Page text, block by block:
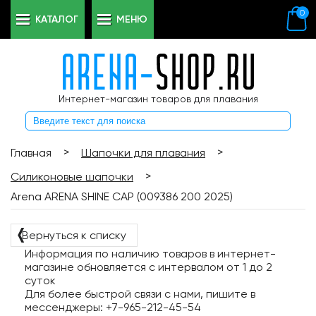
Интернет-магазин товаров для плавания
0
КАТАЛОГ МЕНЮ
Главная > Шапочки для плавания
>
Силиконовые шапочки
>
Arena ARENA SHINE CAP (009386 200 2025)
❬Вернуться к списку
Информация по наличию товаров в интернет-
магазине обновляется с интервалом от 1 до 2
суток
Для более быстрой связи с нами, пишите в
мессенджеры: +7-965-212-45-54